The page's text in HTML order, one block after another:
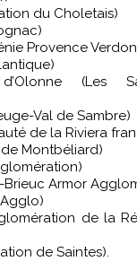
du Choletais)
Provence
(Les
Val de Sambre)
de la Riviera
Montbéliard)
Brieuc Armor
de la
de Saintes).